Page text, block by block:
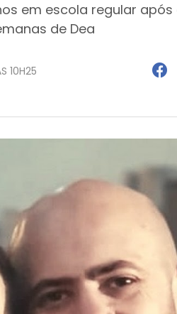
em escola regular após
de Dea
10H25